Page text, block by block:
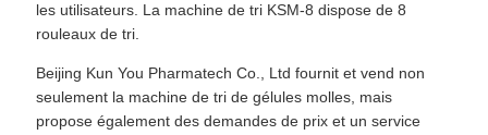
les utilisateurs. La machine de tri KSM-8 dispose de 8
rouleaux de tri.
Beijing Kun You Pharmatech Co., Ltd fournit et vend non
seulement la machine de tri de gélules molles, mais
propose également des demandes de prix et un service